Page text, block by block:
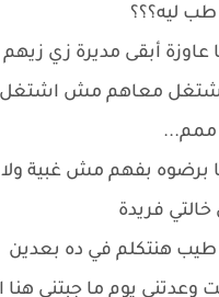
ليه؟؟؟
عاوزة أبقى مديرة زي
معاهم مش اشتغل
ممم...
برضوه بفهم مش غبية
خالتي فريدة
هنتكلم في ده بعدين
وعدتني يوم ما جبتني